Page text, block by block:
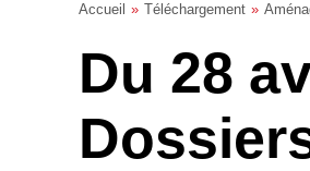
Accueil Téléchargement
Du 28